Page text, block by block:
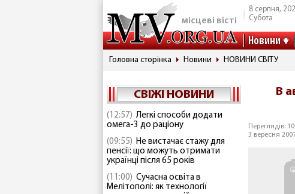
місцеві вісті
8 серпня,
Субота
Новини
Головна сторінка Новини НОВИНИ СВІТУ
СВІЖІ НОВИНИ
(12:57) Легкі способи додати
омега-3 до раціону
(09:55) Не вистачає стажу для
пенсії: що можуть отримати
українці після 65 років
(11:00) Сучасна освіта в
Мелітополі: як технології
В
Переглядів:
3 вересня